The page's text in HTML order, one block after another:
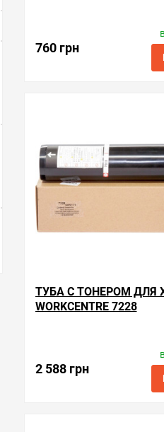
760 грнКод товара:
kt-
ТУБА С ТОНЕРОМ ДЛЯ
WORKCENTRE 7228
2 588 грн
Код товара:
kt-